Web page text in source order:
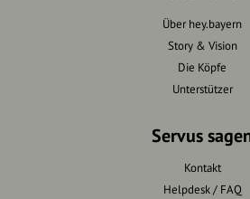
Über hey.bayern
Story & Vision
Die Köpfe
Unterstützer
Servus
Kontakt
Helpdesk / FAQ